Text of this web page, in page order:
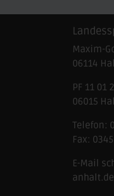
Maxim-
06114
PF 11 01
06015
Telefon:
Fax:
E-Mail
anhalt.de